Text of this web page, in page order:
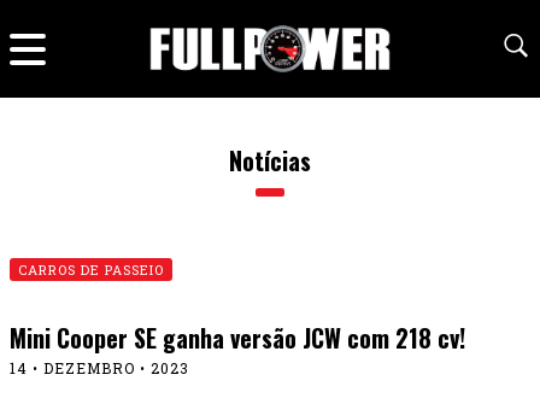
Notícias
CARROS DE PASSEIO
Mini Cooper SE ganha versão JCW com 218 cv!
14 • DEZEMBRO • 2023